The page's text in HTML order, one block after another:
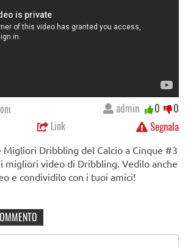
Link Segnala
admin 0 0
Migliori Dribbling del Calcio a Cinque #3
migliori video di Dribbling. Vedilo anche
e condividilo con i tuoi amici!